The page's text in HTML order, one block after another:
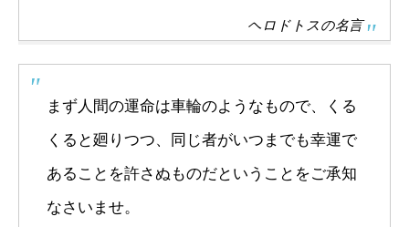
ヘロドトスの名言
まず人間の運命は車輪のようなもので、くる
くると廻りつつ、同じ者がいつまでも幸運で
あることを許さぬものだということをご承知
なさいませ。